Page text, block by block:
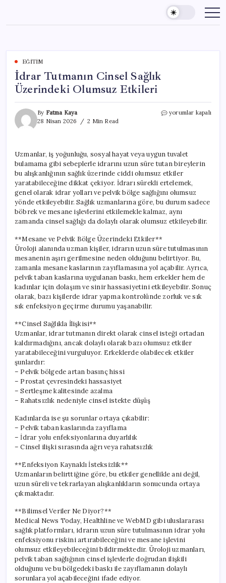
content
EĞITIM
İdrar Tutmanın Cinsel Sağlık
Üzerindeki Olumsuz Etkileri
By Fatma Kaya
28 Nisan 2026
2 Min Read
İdrar
Olumsuz
Etkileri
için
yorumlar kapalı
Uzmanlar, iş yoğunluğu, sosyal hayat veya uygun tuvalet
bulamama gibi sebeplerle idrarını uzun süre tutan bireylerin
bu alışkanlığının sağlık üzerinde ciddi olumsuz etkiler
yaratabileceğine dikkat çekiyor. İdrarı sürekli ertelemek,
genel olarak idrar yolları ve pelvik bölge sağlığını olumsuz
yönde etkileyebilir. Sağlık uzmanlarına göre, bu durum sadece
böbrek ve mesane işlevlerini etkilemekle kalmaz, aynı
zamanda cinsel sağlığı da dolaylı olarak olumsuz etkileyebilir.
**Mesane ve Pelvik Bölge Üzerindeki Etkiler**
Üroloji alanında uzman kişiler, idrarın uzun süre tutulmasının
mesanenin aşırı gerilmesine neden olduğunu belirtiyor. Bu,
zamanla mesane kaslarının zayıflamasına yol açabilir. Ayrıca,
pelvik taban kaslarına uygulanan baskı, hem erkekler hem de
kadınlar için dolaşım ve sinir hassasiyetini etkileyebilir. Sonuç
olarak, bazı kişilerde idrar yapma kontrolünde zorluk ve sık
sık enfeksiyon geçirme durumu yaşanabilir.
**Cinsel Sağlıkla İlişkisi**
Uzmanlar, idrar tutmanın direkt olarak cinsel isteği ortadan
kaldırmadığını, ancak dolaylı olarak bazı olumsuz etkiler
yaratabileceğini vurguluyor. Erkeklerde olabilecek etkiler
şunlardır:
– Pelvik bölgede artan basınç hissi
– Prostat çevresindeki hassasiyet
– Sertleşme kalitesinde azalma
– Rahatsızlık nedeniyle cinsel istekte düşüş
Kadınlarda ise şu sorunlar ortaya çıkabilir:
– Pelvik taban kaslarında zayıflama
– İdrar yolu enfeksiyonlarına duyarlılık
– Cinsel ilişki sırasında ağrı veya rahatsızlık
**Enfeksiyon Kaynaklı İsteksizlik**
Uzmanların belirttiğine göre, bu etkiler genellikle ani değil,
uzun süreli ve tekrarlayan alışkanlıkların sonucunda ortaya
çıkmaktadır.
**Bilimsel Veriler Ne Diyor?**
Medical News Today, Healthline ve WebMD gibi uluslararası
sağlık platformları, idrarın uzun süre tutulmasının idrar yolu
enfeksiyonu riskini artırabileceğini ve mesane işlevini
olumsuz etkileyebileceğini bildirmektedir. Üroloji uzmanları,
pelvik taban sağlığının cinsel işlevlerle doğrudan ilişkili
olduğunu ve bu bölgedeki baskı ile zayıflamanın dolaylı
sorunlara yol açabileceğini ifade ediyor.